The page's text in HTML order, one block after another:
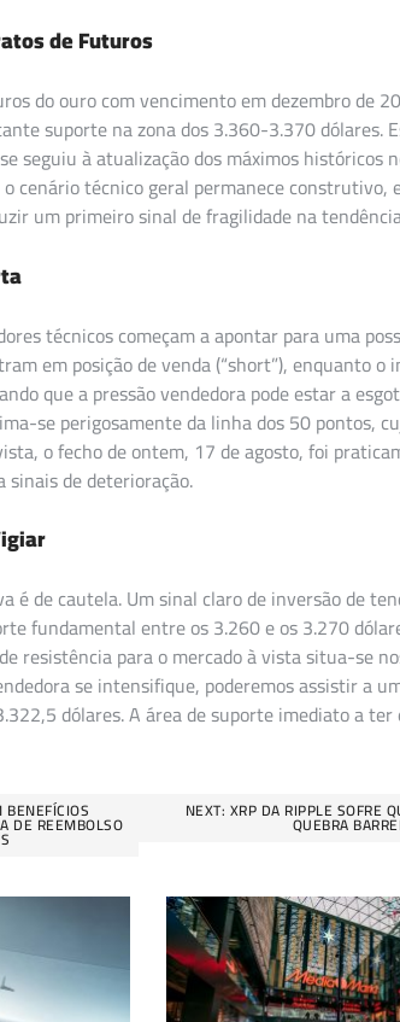
de Futuros
do ouro com vencimento em dezembro de
suporte na zona dos 3.360-3.370 dólares.
seguiu à atualização dos máximos históricos
cenário técnico geral permanece construtivo,
um primeiro sinal de fragilidade na
técnicos começam a apontar para uma
em posição de venda (“short”), enquanto o
que a pressão vendedora pode estar a
se perigosamente da linha dos 50 pontos,
o fecho de ontem, 17 de agosto, foi
de deterioração.
é de cautela. Um sinal claro de inversão de
fundamental entre os 3.260 e os 3.270
resistência para o mercado à vista situa-se
se intensifique, poderemos assistir a
dólares. A área de suporte imediato a
DE REEMBOLSO
NEXT: XRP DA RIPPLE SOFRE
QUEBRA